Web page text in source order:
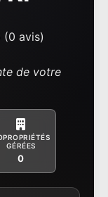
(0 avis)
de votre
GÉRÉES
0